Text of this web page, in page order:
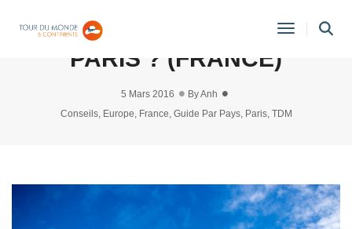
Toggle
OÙ PRENDRE UN VERRE À
PARIS ? (FRANCE)
5 Mars 2016 ByAnh
Conseils, Europe, France, Guide Par Pays, Paris, TDM